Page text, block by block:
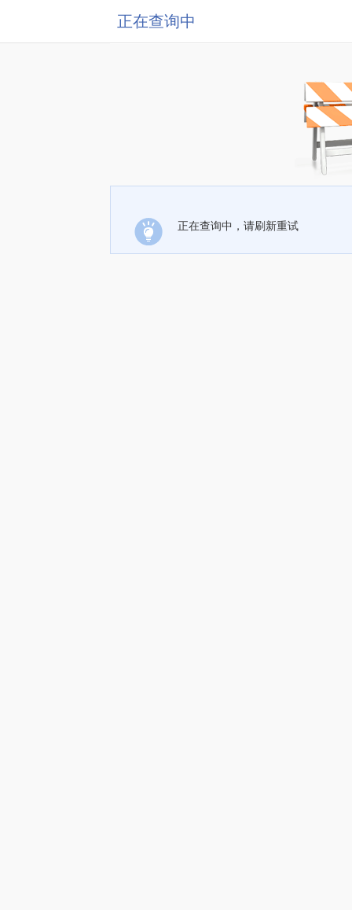
正在查询中
正在查询中，请刷新重试